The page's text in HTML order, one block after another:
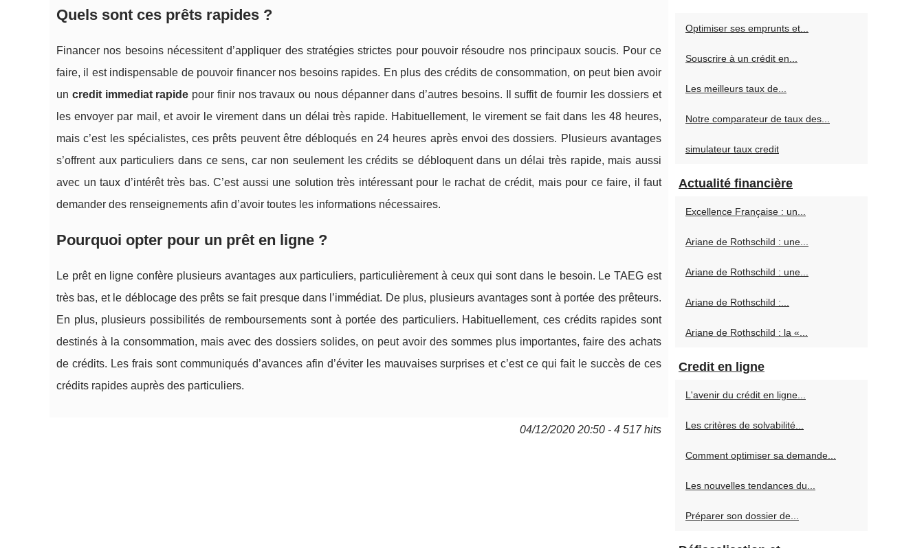
Quels sont ces prêts rapides ?
Financer nos besoins nécessitent d’appliquer des stratégies strictes pour pouvoir résoudre nos principaux soucis. Pour ce
faire, il est indispensable de pouvoir financer nos besoins rapides. En plus des crédits de consommation, on peut bien avoir
un credit immediat rapide pour finir nos travaux ou nous dépanner dans d’autres besoins. Il suffit de fournir les dossiers et
les envoyer par mail, et avoir le virement dans un délai très rapide. Habituellement, le virement se fait dans les 48 heures,
mais c’est les spécialistes, ces prêts peuvent être débloqués en 24 heures après envoi des dossiers. Plusieurs avantages
s’offrent aux particuliers dans ce sens, car non seulement les crédits se débloquent dans un délai très rapide, mais aussi
avec un taux d’intérêt très bas. C’est aussi une solution très intéressant pour le rachat de crédit, mais pour ce faire, il faut
demander des renseignements afin d’avoir toutes les informations nécessaires.
Pourquoi opter pour un prêt en ligne ?
Le prêt en ligne confère plusieurs avantages aux particuliers, particulièrement à ceux qui sont dans le besoin. Le TAEG est
très bas, et le déblocage des prêts se fait presque dans l’immédiat. De plus, plusieurs avantages sont à portée des prêteurs.
En plus, plusieurs possibilités de remboursements sont à portée des particuliers. Habituellement, ces crédits rapides sont
destinés à la consommation, mais avec des dossiers solides, on peut avoir des sommes plus importantes, faire des achats
de crédits. Les frais sont communiqués d’avances afin d’éviter les mauvaises surprises et c’est ce qui fait le succès de ces
crédits rapides auprès des particuliers.
04/12/2020 20:50 - 4 517 hits
Optimiser ses emprunts et...
Souscrire à un crédit en...
Les meilleurs taux de...
Notre comparateur de taux des...
simulateur taux credit
Actualité financière
Excellence Française : un...
Ariane de Rothschild : une...
Ariane de Rothschild : une...
Ariane de Rothschild :...
Ariane de Rothschild : la «...
Credit en ligne
L'avenir du crédit en ligne...
Les critères de solvabilité...
Comment optimiser sa demande...
Les nouvelles tendances du...
Préparer son dossier de...